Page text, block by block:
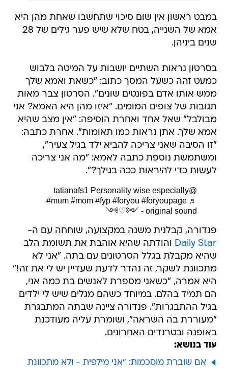
במבט ראשון אין שום סיכוי שתחשבו שאחת מהן היא
אמא של השנייה, בטח שלא שיש פער גילים של 28
שנים ביניהן.
בסרטון נראות השתיים יושבות על המיטה בלבוש
כמעט זהה כשעל המסך כתוב: "כשאת ואמא שלך
ממש אותו אדם בפונטים שונים". הסרטון צבר מאות
תגובות של צופים המומים. "איזו מהן היא האמא? אני
מבולבל" שאל אחד ואחרת הוסיפה: "אין מצב שהיא
אמא שלך. אתן נראות כמו תאומות". אחרת כתבה:
"זו הסיבה שאני צריכה להביא ילד בגיל צעיר",
ומשתמשת נוספת כתבה לאמא: "מה אני צריכה
לעשות כדי להיראות ככה בגילך?".
@tatianafs1
Personality wise especially
#mum #mom #fyp #foryou #foryoupage ♬
original sound - ༺♡༻
פנדורה, קבלנית משנה במקצועה, שוחחה עם ה-
Daily Star והודתה שהיא אוהבת את תשומת הלב
שהיא מקבלת בגלל הסרטונים עם בתה. "אני לא
מתכוונת לשקר, זה נהדר לדעת שעדיין יש לי את זה!"
היא אמרה, "כשאני מספרת לאנשים בת כמה אני,
הם תמיד בהלם. במיוחד כשהם מגלים שיש לי ילדים
בגיל ההתבגרות". פנדורה ציינה שבתה המתבגרת
"מעוררת בה השראה", ושומרת עליה מעודכנת
באופנה ובטרנדים האחרונים.
עוד בנושא:
אם שוברת מוסכמות: "אני מילפית - ולא מתכוונת